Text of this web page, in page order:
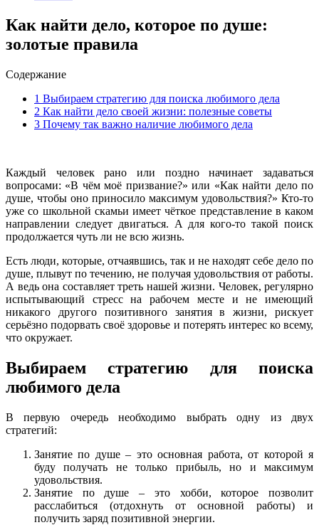
Как найти дело, которое по душе:
золотые правила
Содержание
1 Выбираем стратегию для поиска любимого дела
2 Как найти дело своей жизни: полезные советы
3 Почему так важно наличие любимого дела
Каждый человек рано или поздно начинает задаваться
вопросами: «В чём моё призвание?» или «Как найти дело по
душе, чтобы оно приносило максимум удовольствия?» Кто-то
уже со школьной скамьи имеет чёткое представление в каком
направлении следует двигаться. А для кого-то такой поиск
продолжается чуть ли не всю жизнь.
Есть люди, которые, отчаявшись, так и не находят себе дело по
душе, плывут по течению, не получая удовольствия от работы.
А ведь она составляет треть нашей жизни. Человек, регулярно
испытывающий стресс на рабочем месте и не имеющий
никакого другого позитивного занятия в жизни, рискует
серьёзно подорвать своё здоровье и потерять интерес ко всему,
что окружает.
Выбираем стратегию для поиска
любимого дела
В первую очередь необходимо выбрать одну из двух
стратегий:
Занятие по душе – это основная работа, от которой я
буду получать не только прибыль, но и максимум
удовольствия.
Занятие по душе – это хобби, которое позволит
расслабиться (отдохнуть от основной работы) и
получить заряд позитивной энергии.